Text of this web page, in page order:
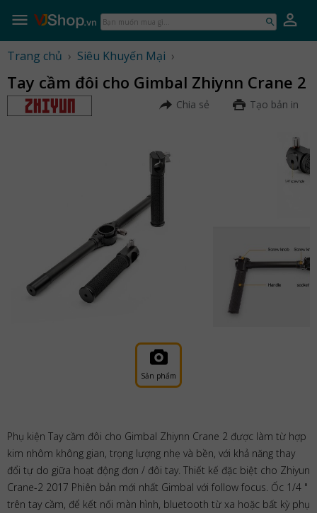
Bạn
muốn
gì...
Trang chủ › Siêu Khuyến Mại ›
Tay cầm đôi cho Gimbal Zhiynn Crane 2
Chia sẻ Tạo bản in
Sản phẩm
Phụ kiện Tay cầm đôi cho Gimbal Zhiynn Crane 2 được làm từ hợp
kim nhôm không gian, trọng lượng nhẹ và bền, với khả năng thay
đổi tự do giữa hoạt động đơn / đôi tay. Thiết kế đặc biệt cho Zhiyun
Crane-2 2017 Phiên bản mới nhất Gimbal với follow focus. Ốc 1/4 "
trên tay cầm, để kết nối màn hình, bluetooth từ xa hoặc bất kỳ phụ